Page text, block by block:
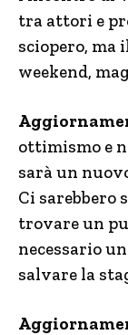
tra attori e
sciopero, ma
weekend,
ottimismo e
sarà un
Ci sarebbero
trovare un
necessario
salvare la